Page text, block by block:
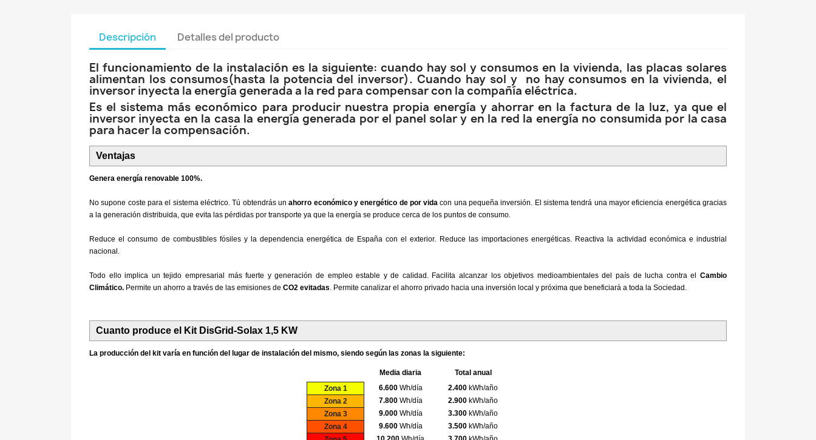
Descripción Detalles del producto
El funcionamiento de la instalación es la siguiente: cuando hay sol y consumos en la vivienda, las placas solares
alimentan los consumos(hasta la potencia del inversor). Cuando hay sol y no hay consumos en la vivienda, el
inversor inyecta la energía generada a la red para compensar con la compañía eléctrica.
Es el sistema más económico para producir nuestra propia energía y ahorrar en la factura de la luz, ya que el
inversor inyecta en la casa la energía generada por el panel solar y en la red la energía no consumida por la casa
para hacer la compensación.
Ventajas
Genera energía renovable 100%.
No supone coste para el sistema eléctrico. Tú obtendrás unahorro económico y energético de por vida con una pequeña inversión. El sistema tendrá una mayor eficiencia energética gracias
a la generación distribuida, que evita las pérdidas por transporte ya que la energía se produce cerca de los puntos de consumo.
Reduce el consumo de combustibles fósiles y la dependencia energética de España con el exterior. Reduce las importaciones energéticas. Reactiva la actividad económica e industrial
nacional.
Todo ello implica un tejido empresarial más fuerte y generación de empleo estable y de calidad. Facilita alcanzar los objetivos medioambientales del país de lucha contra el Cambio
Climático. Permite un ahorro a través de las emisiones de CO2 evitadas. Permite canalizar el ahorro privado hacia una inversión local y próxima que beneficiará a toda la Sociedad.
Cuanto produce el Kit DisGrid-Solax 1,5 KW
La producción del kit varía en función del lugar de instalación del mismo, siendo según las zonas la siguiente:
Media diaria
Total anual
Zona 1
6.600 Wh/día 2.400 kWh/año
Zona 2
7.800 Wh/día 2.900 kWh/año
Zona 3
9.000 Wh/día 3.300 kWh/año
Zona 4
9.600 Wh/día 3.500 kWh/año